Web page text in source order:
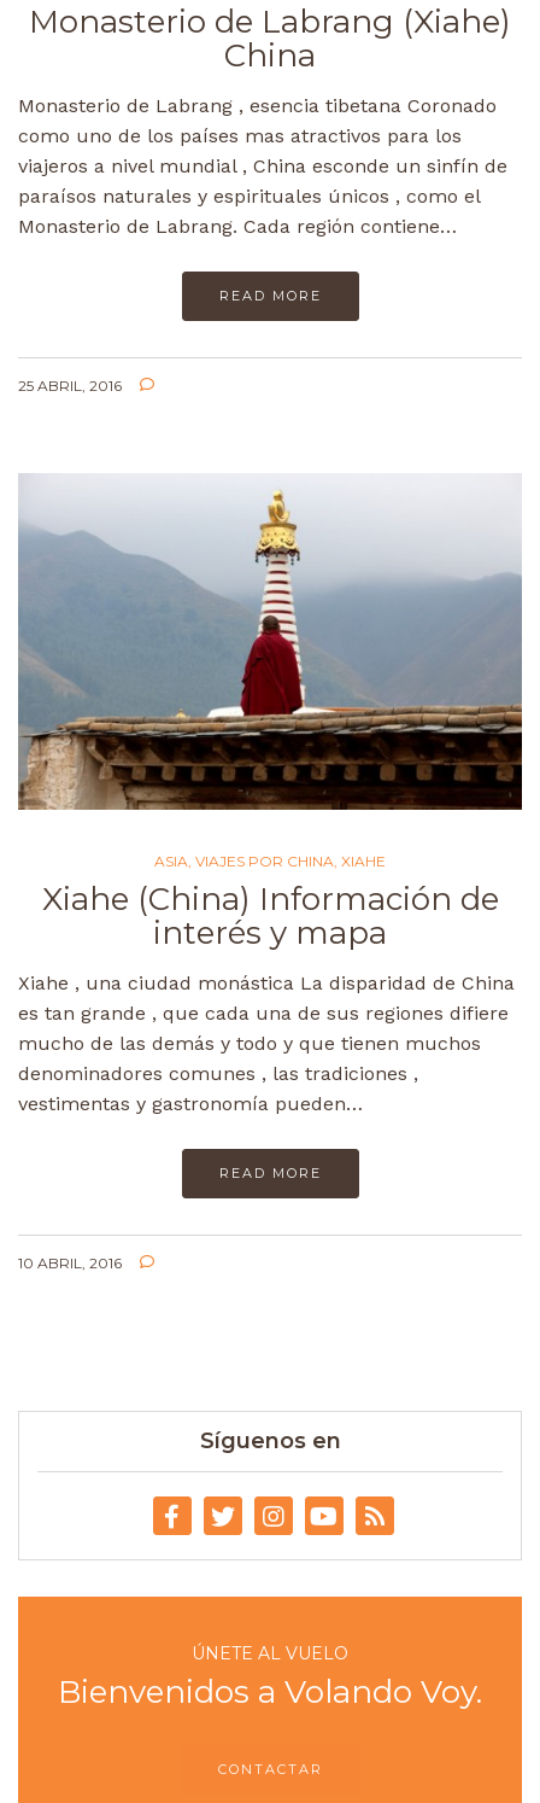
Monasterio de Labrang (Xiahe)
China
Monasterio de Labrang , esencia tibetana Coronado
como uno de los países mas atractivos para los
viajeros a nivel mundial , China esconde un sinfín de
paraísos naturales y espirituales únicos , como el
Monasterio de Labrang. Cada región contiene…
READ MORE
25 ABRIL, 2016
ASIA VIAJES POR CHINA XIAHE
Xiahe (China) Información de
interés y mapa
Xiahe , una ciudad monástica La disparidad de China
es tan grande , que cada una de sus regiones difiere
mucho de las demás y todo y que tienen muchos
denominadores comunes , las tradiciones ,
vestimentas y gastronomía pueden…
READ MORE
10 ABRIL, 2016
Síguenos en
ÚNETE AL VUELO
Bienvenidos a Volando Voy.
CONTACTAR